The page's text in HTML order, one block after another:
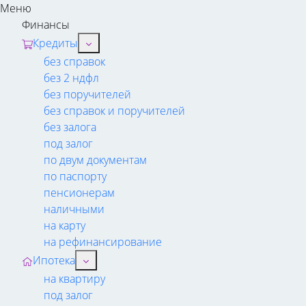
Меню
Финансы
Кредиты
без справок
без 2 ндфл
без поручителей
без справок и поручителей
без залога
под залог
по двум документам
по паспорту
пенсионерам
наличными
на карту
на рефинансирование
Ипотека
на квартиру
под залог